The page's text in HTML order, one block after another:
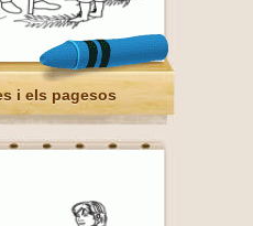
i els pagesos